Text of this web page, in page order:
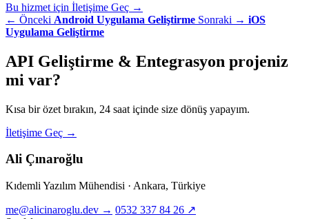
Bu hizmet için İletişime Geç →
← Önceki Android Uygulama Geliştirme Sonraki → iOS
Uygulama Geliştirme
API Geliştirme & Entegrasyon projeniz
mi var?
Kısa bir özet bırakın, 24 saat içinde size dönüş yapayım.
İletişime Geç →
Ali Çınaroğlu
Kıdemli Yazılım Mühendisi · Ankara, Türkiye
me@alicinaroglu.dev → 0532 337 84 26 ↗